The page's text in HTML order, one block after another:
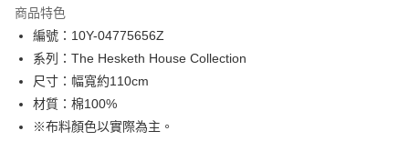
Apple Pay
街口支付
Google Pay
AFTEE先享後付
商品特色
編號：10Y-04775656Z
系列：The Hesketh House Collection
尺寸：幅寬約110cm
材質：棉100%
※布料顏色以實際為主。